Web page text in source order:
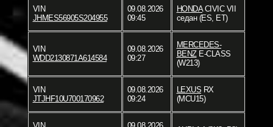
VIN
JHMES56905S204955
09.08.2026
09:45
HONDACIVIC VII
седан (ES, ET)
VIN
WDD2130871A614584
09.08.2026
09:27
MERCEDES-
BENZE-CLASS
(W213)
VIN
JTJHF10U700170962
09.08.2026
09:24
LEXUS RX
(MCU15)